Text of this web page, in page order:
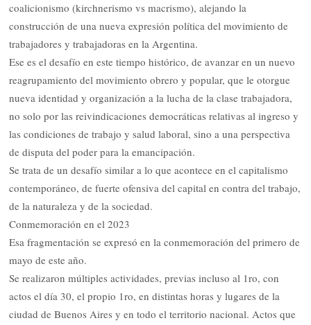
coalicionismo (kirchnerismo vs macrismo), alejando la
construcción de una nueva expresión política del movimiento de
trabajadores y trabajadoras en la Argentina.
Ese es el desafío en este tiempo histórico, de avanzar en un nuevo
reagrupamiento del movimiento obrero y popular, que le otorgue
nueva identidad y organización a la lucha de la clase trabajadora,
no solo por las reivindicaciones democráticas relativas al ingreso y
las condiciones de trabajo y salud laboral, sino a una perspectiva
de disputa del poder para la emancipación.
Se trata de un desafío similar a lo que acontece en el capitalismo
contemporáneo, de fuerte ofensiva del capital en contra del trabajo,
de la naturaleza y de la sociedad.
Conmemoración en el 2023
Esa fragmentación se expresó en la conmemoración del primero de
mayo de este año.
Se realizaron múltiples actividades, previas incluso al 1ro, con
actos el día 30, el propio 1ro, en distintas horas y lugares de la
ciudad de Buenos Aires y en todo el territorio nacional. Actos que